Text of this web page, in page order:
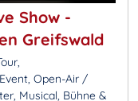
Show -
Greifswald
Open-Air /
Musical, Bühne &